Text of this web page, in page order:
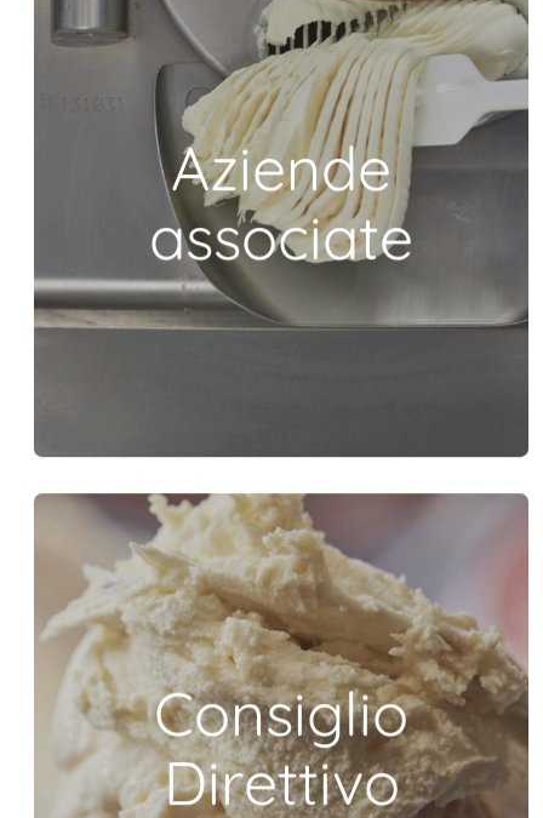
Aziende
associate
Consiglio
Direttivo